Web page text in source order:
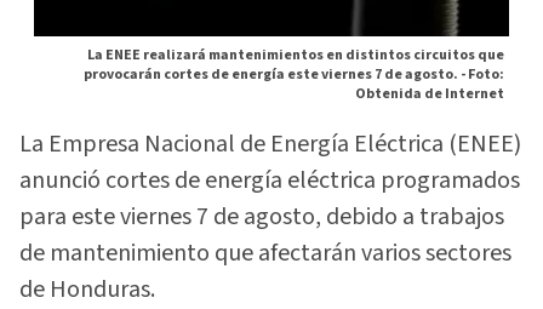
La ENEE realizará mantenimientos en distintos circuitos que
provocarán cortes de energía este viernes 7 de agosto. -Foto:
Obtenida de Internet
La Empresa Nacional de Energía Eléctrica (ENEE)
anunció cortes de energía eléctrica programados
para este viernes 7 de agosto, debido a trabajos
de mantenimiento que afectarán varios sectores
de Honduras.